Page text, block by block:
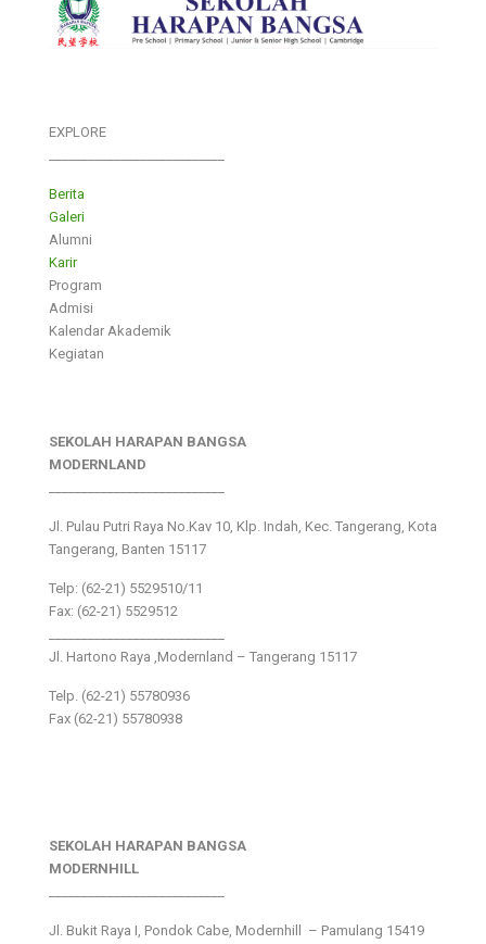
EXPLORE
Berita
Galeri
Alumni
Karir
Program
Admisi
Kalendar Akademik
Kegiatan
SEKOLAH HARAPAN BANGSA
MODERNLAND
Jl. Pulau Putri Raya No.Kav 10, Klp. Indah, Kec. Tangerang, Kota
Tangerang, Banten 15117
Telp: (62-21) 5529510/11
Fax: (62-21) 5529512
Jl. Hartono Raya ,Modernland – Tangerang 15117
Telp. (62-21) 55780936
Fax (62-21) 55780938
SEKOLAH HARAPAN BANGSA
MODERNHILL
Jl. Bukit Raya I, Pondok Cabe, Modernhill – Pamulang 15419